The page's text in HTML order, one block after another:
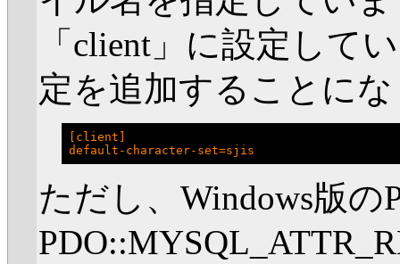
「client」に設定して
定を追加することに
[client]
ただし、Windows版の